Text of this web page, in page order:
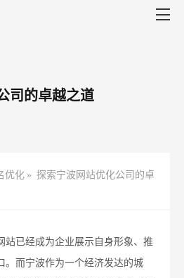
司的卓越之道
优化 » 探索宁波网站优化公司的卓
站已经成为企业展示自身形象、推
。而宁波作为一个经济发达的城